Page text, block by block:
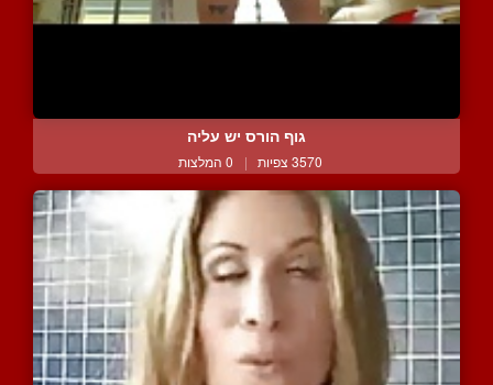
גוף הורס יש עליה
3570 צפיות | 0 המלצות